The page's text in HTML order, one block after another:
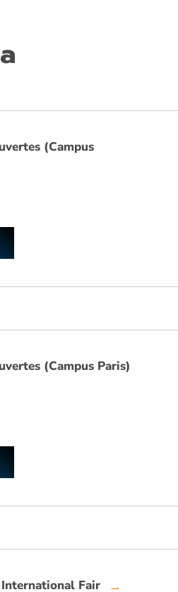
(Campus
(Campus Paris)
Fair →